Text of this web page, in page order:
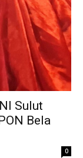
Sulut
Bela
0